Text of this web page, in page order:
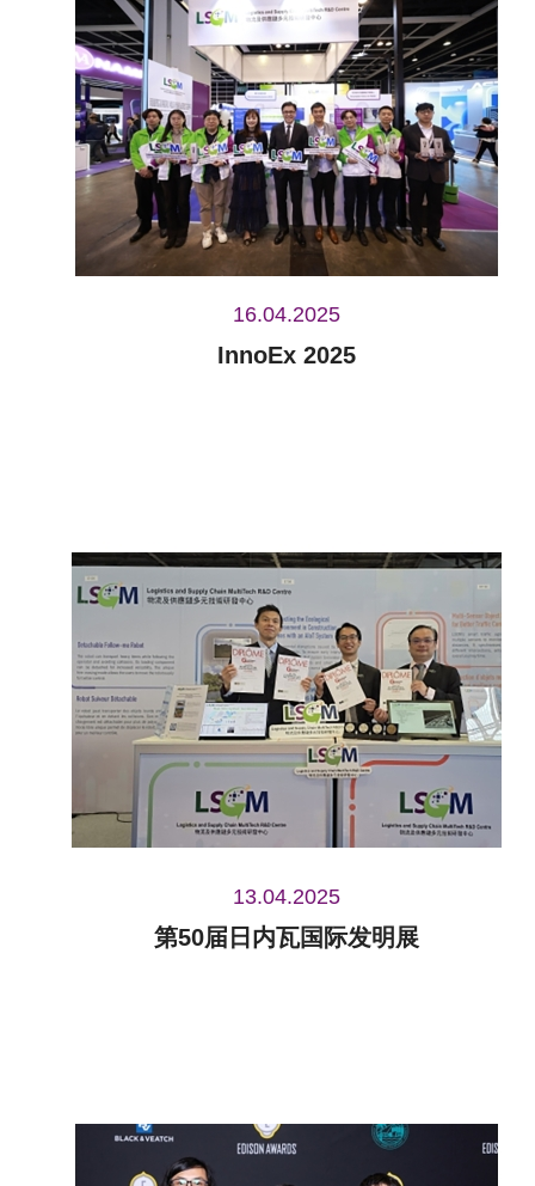
16.04.2025
InnoEx 2025
13.04.2025
第50届日内瓦国际发明展